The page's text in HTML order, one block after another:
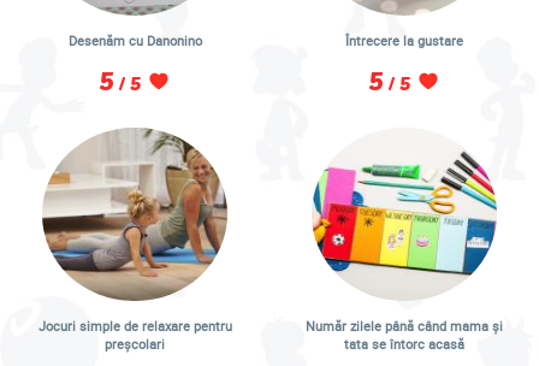
Desenăm cu Danonino
5 / 5
Întrecere la gustare
5 / 5
Jocuri simple de relaxare pentru
preșcolari
Număr zilele până când mama și
tata se întorc acasă